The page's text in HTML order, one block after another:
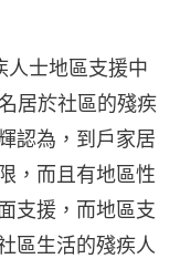
人士地區支援中
居於社區的殘疾
認為，到戶家居
，而且有地區性
支援，而地區支
區生活的殘疾人